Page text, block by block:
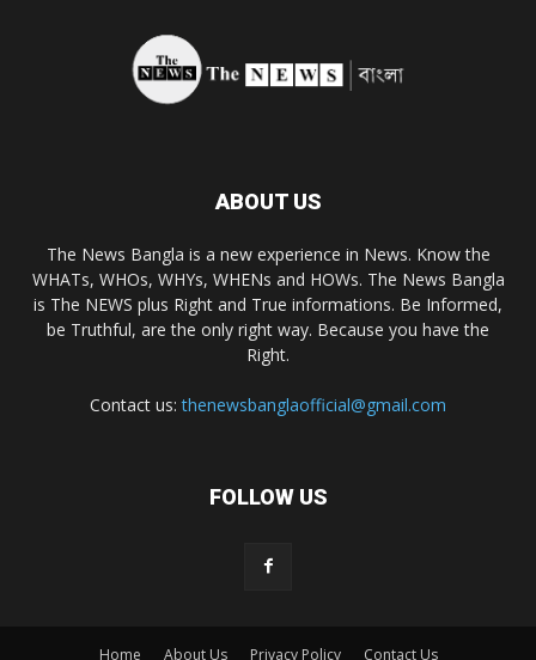
ABOUT US
The News Bangla is a new experience in News. Know the
WHATs, WHOs, WHYs, WHENs and HOWs. The News Bangla
is The NEWS plus Right and True informations. Be Informed,
be Truthful, are the only right way. Because you have the
Right.
Contact us:thenewsbanglaofficial@gmail.com
FOLLOW US
Home About Us Privacy Policy Contact Us